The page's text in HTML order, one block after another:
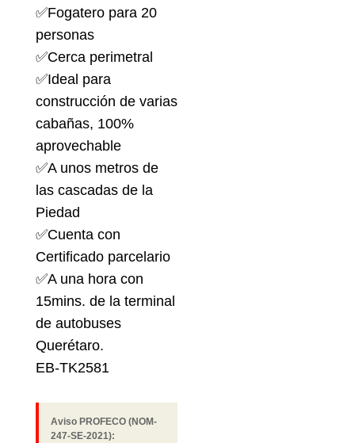
✅Fogatero para 20
personas
✅Cerca perimetral
✅Ideal para
construcción de varias
cabañas, 100%
aprovechable
✅A unos metros de
las cascadas de la
Piedad
✅Cuenta con
Certificado parcelario
✅A una hora con
15mins. de la terminal
de autobuses
Querétaro.
EB-TK2581
Aviso PROFECO (NOM-
247-SE-2021):